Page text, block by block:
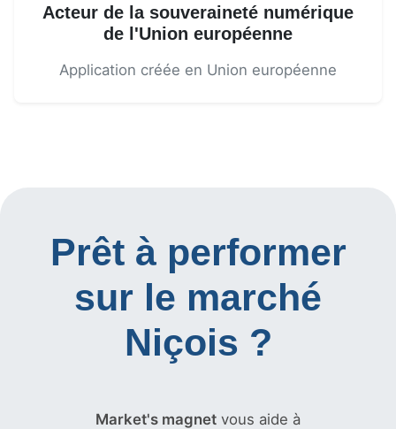
Acteur de la souveraineté numérique
de l'Union européenne
Application créée en Union européenne
Prêt à performer
sur le marché
Niçois ?
Market's magnet vous aide à